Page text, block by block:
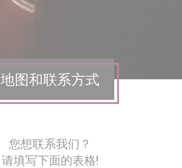
地图和联系方式
您想联系我们？
请填写下面的表格!